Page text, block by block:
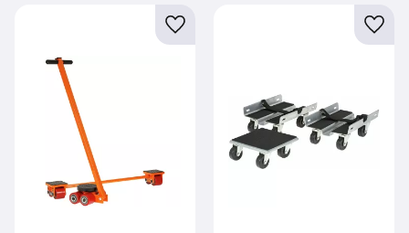
Lägg till i favoriter